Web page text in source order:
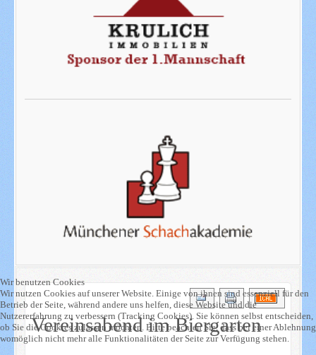
Vereinsabend im Biergarten
Wir benutzen Cookies
Wir nutzen Cookies auf unserer Website. Einige von ihnen sind essenziell für den
Betrieb der Seite, während andere uns helfen, diese Website und die
Nutzererfahrung zu verbessern (Tracking Cookies). Sie können selbst entscheiden,
ob Sie die Cookies zulassen möchten. Bitte beachten Sie, dass bei einer Ablehnung
womöglich nicht mehr alle Funktionalitäten der Seite zur Verfügung stehen.